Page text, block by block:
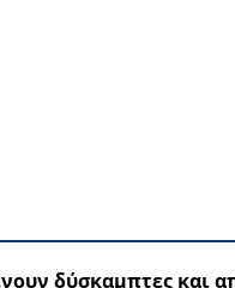
δύσκαμπτες